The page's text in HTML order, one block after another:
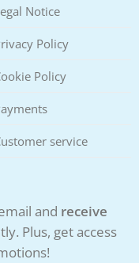
Notice
Policy
Policy
service
and receive
Plus, get access